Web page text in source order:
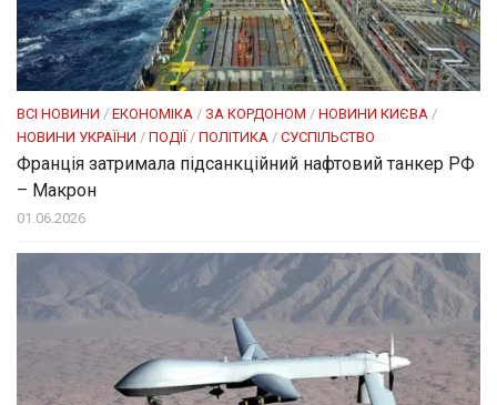
ВСІ НОВИНИ / ЕКОНОМІКА / ЗА КОРДОНОМ / НОВИНИ КИЄВА /
НОВИНИ УКРАЇНИ / ПОДІЇ / ПОЛІТИКА / СУСПІЛЬСТВО
Франція затримала підсанкційний нафтовий танкер РФ
– Макрон
01.06.2026